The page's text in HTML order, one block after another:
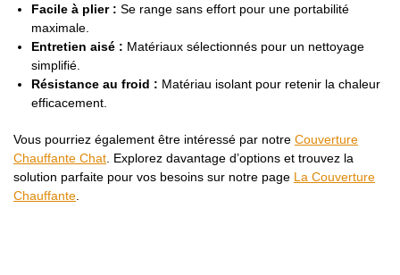
Facile à plier : Se range sans effort pour une portabilité
maximale.
Entretien aisé : Matériaux sélectionnés pour un nettoyage
simplifié.
Résistance au froid : Matériau isolant pour retenir la chaleur
efficacement.
Vous pourriez également être intéressé par notre Couverture
Chauffante Chat . Explorez davantage d’options et trouvez la
solution parfaite pour vos besoins sur notre page La Couverture
Chauffante